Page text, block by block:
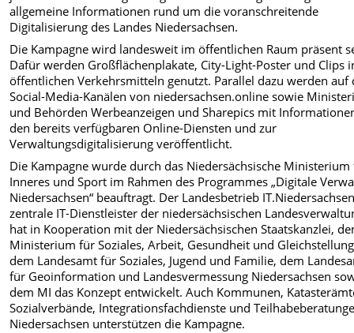
allgemeine Informationen rund um die voranschreitende
Digitalisierung des Landes Niedersachsen.
Die Kampagne wird landesweit im öffentlichen Raum präsent
Dafür werden Großflächenplakate, City-Light-Poster und Clips
öffentlichen Verkehrsmitteln genutzt. Parallel dazu werden auf
Social-Media-Kanälen von niedersachsen.online sowie
und Behörden Werbeanzeigen und Sharepics mit
den bereits verfügbaren Online-Diensten und zur
Verwaltungsdigitalisierung veröffentlicht.
Die Kampagne wurde durch das Niedersächsische
Inneres und Sport im Rahmen des Programmes „Digitale
Niedersachsen“ beauftragt. Der Landesbetrieb
zentrale IT-Dienstleister der niedersächsischen
hat in Kooperation mit der Niedersächsischen Staatskanzlei,
Ministerium für Soziales, Arbeit, Gesundheit und
dem Landesamt für Soziales, Jugend und Familie, dem
für Geoinformation und Landesvermessung Niedersachsen
dem MI das Konzept entwickelt. Auch Kommunen,
Sozialverbände, Integrationsfachdienste und
Niedersachsen unterstützen die Kampagne.